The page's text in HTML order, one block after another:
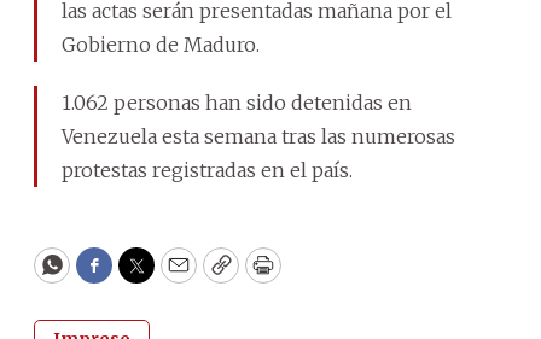
las actas serán presentadas mañana por el
Gobierno de Maduro.
1.062 personas han sido detenidas en
Venezuela esta semana tras las numerosas
protestas registradas en el país.
WhatsApp
Facebook
Twitter
EmailCopyPrint